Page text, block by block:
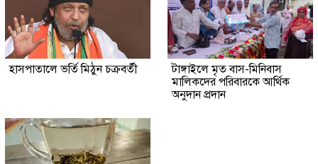
হাসপাতালে ভর্তি মিঠুন চক্রবর্তী
টাঙ্গাইলে মৃত বাস-মিনিবাস
মালিকদের পরিবারকে আর্থিক
অনুদান প্রদান